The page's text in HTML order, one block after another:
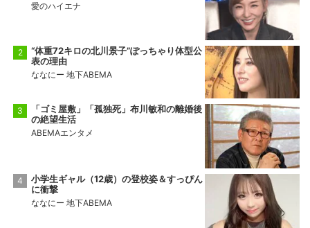
愛のハイエナ
“体重72キロの北川景子”ぽっちゃり体型公
表の理由
ななにー 地下ABEMA
「ゴミ屋敷」「孤独死」布川敏和の離婚後
の絶望生活
ABEMAエンタメ
小学生ギャル（12歳）の登校姿＆すっぴん
に衝撃
ななにー 地下ABEMA